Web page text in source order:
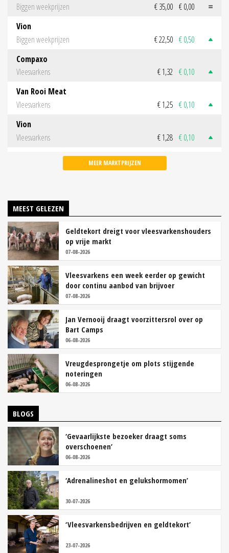
Biggen weekprijzen
€ 35,00 € 0,00
Vion
Biggen weekprijzen
€ 22,50 € 0,50
Compaxo
Vleesvarkens
€ 1,32 € 0,10
Van Rooi Meat
Vleesvarkens
€ 1,25 € 0,10
Vion
Vleesvarkens
€ 1,28 € 0,10
MEER MARKTPRIJZEN
MEEST GELEZEN
Geldtekort dreigt voor vleesvarkenshouders
op vrije markt
07-08-2026
Vleesvarkens een week eerder op gewicht
door continu aanbod van brijvoer
07-08-2026
Jan Vernooij draagt voorzittersrol over op
Bart Camps
06-08-2026
Vreugdesprongetje om plots stijgende
noteringen
06-08-2026
BLOGS
‘Gevaarlijkste bezoeker draagt soms
overschoenen’
06-08-2026
‘Adrenalineshot en gelukshormomen’
30-07-2026
‘Vleesvarkensbedrijven en geldtekort’
23-07-2026